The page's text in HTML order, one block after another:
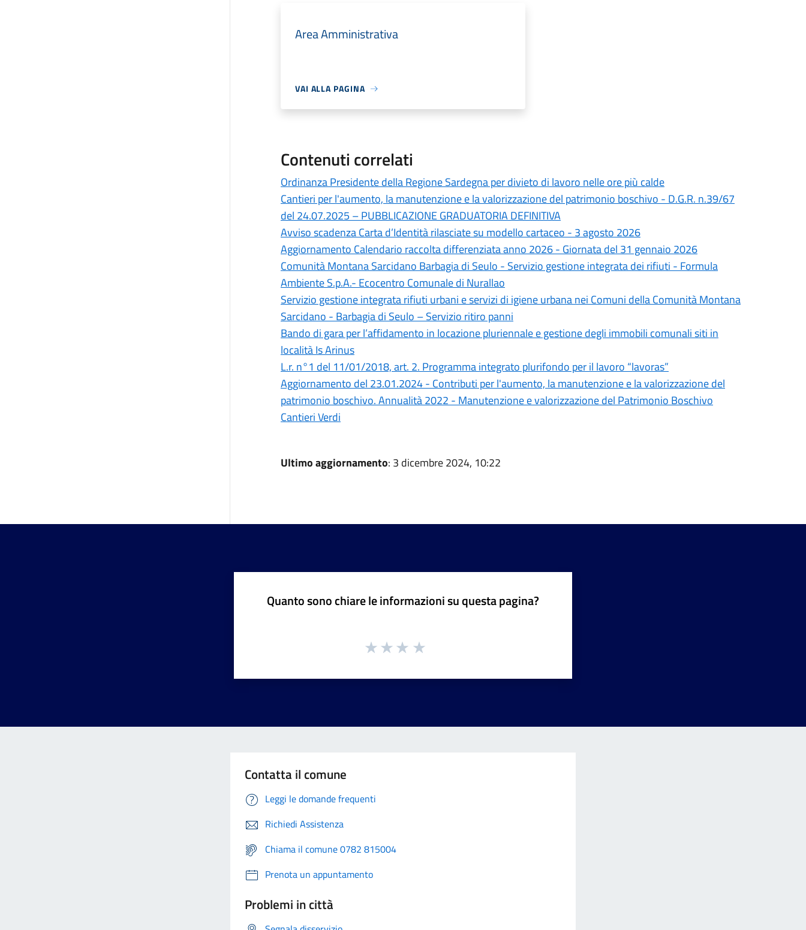
Area Amministrativa
VAI ALLA PAGINA
Contenuti correlati
Ordinanza Presidente della Regione Sardegna per divieto di lavoro nelle ore più calde
Cantieri per l'aumento, la manutenzione e la valorizzazione del patrimonio boschivo - D.G.R. n.39/67
del 24.07.2025 – PUBBLICAZIONE GRADUATORIA DEFINITIVA
Avviso scadenza Carta d’Identità rilasciate su modello cartaceo - 3 agosto 2026
Aggiornamento Calendario raccolta differenziata anno 2026 - Giornata del 31 gennaio 2026
Comunità Montana Sarcidano Barbagia di Seulo - Servizio gestione integrata dei rifiuti - Formula
Ambiente S.p.A.- Ecocentro Comunale di Nurallao
Servizio gestione integrata rifiuti urbani e servizi di igiene urbana nei Comuni della Comunità Montana
Sarcidano - Barbagia di Seulo – Servizio ritiro panni
Bando di gara per l’affidamento in locazione pluriennale e gestione degli immobili comunali siti in
località Is Arinus
L.r. n°1 del 11/01/2018, art. 2. Programma integrato plurifondo per il lavoro “lavoras”
Aggiornamento del 23.01.2024 - Contributi per l'aumento, la manutenzione e la valorizzazione del
patrimonio boschivo. Annualità 2022 - Manutenzione e valorizzazione del Patrimonio Boschivo
Cantieri Verdi
Ultimo aggiornamento: 3 dicembre 2024, 10:22
Quanto sono chiare le informazioni su questa pagina?
Contatta il comune
Leggi le domande frequenti
Richiedi Assistenza
Chiama il comune 0782 815004
Prenota un appuntamento
Problemi in città